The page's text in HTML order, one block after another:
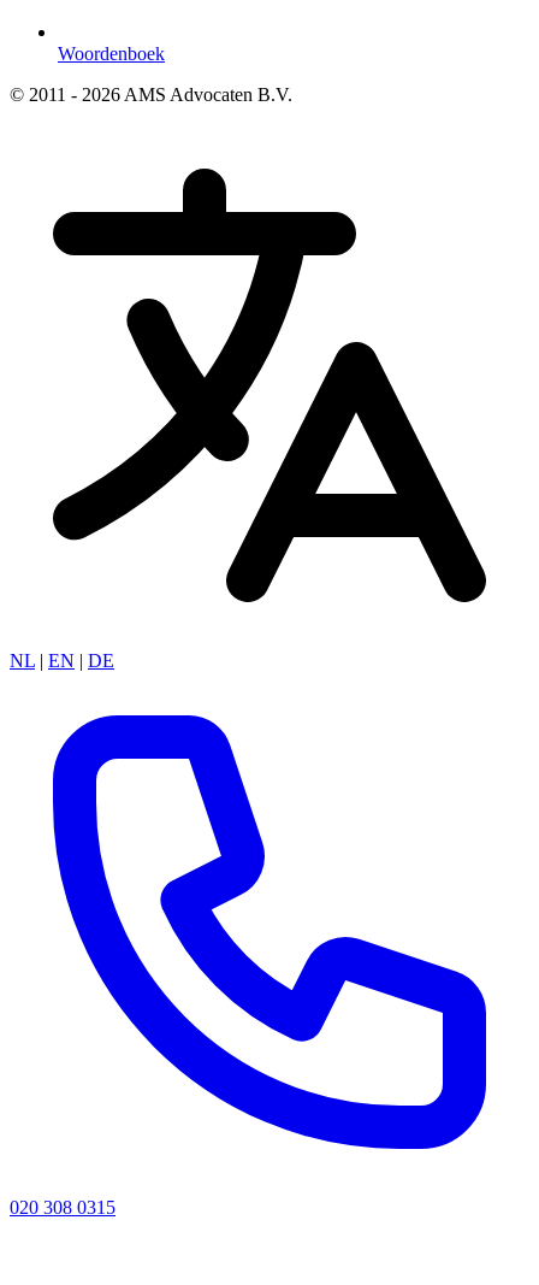
Woordenboek
© 2011 - 2026 AMS Advocaten B.V.
NL | EN | DE
020 308 0315